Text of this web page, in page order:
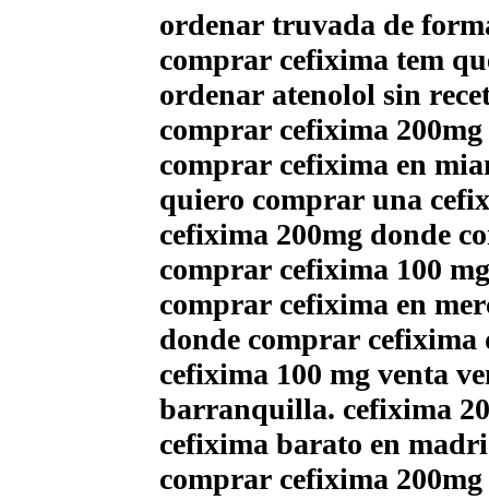
ordenar truvada de
comprar cefixima tem
ordenar atenolol sin
comprar cefixima
comprar cefixima en
quiero comprar una
cefixima 200mg donde
comprar cefixima 100
comprar cefixima en
donde comprar cefixima
cefixima 100 mg venta
barranquilla. cefixima
cefixima barato en
comprar cefixima